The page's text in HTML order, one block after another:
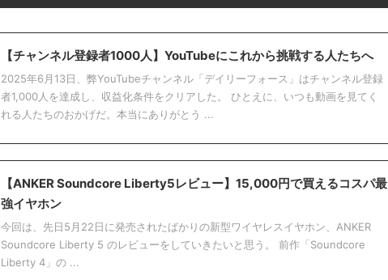
【チャンネル登録者1000人】YouTubeにこれから挑戦する人たちへ
2025年6月13日、弊YouTubeチャンネル「デイリーフォース」はチャンネル登録
者1,000人を達成し、収益化条件をクリアした。 ひとえに、いつも動画を見てく
れる人たちのおかげだ。本当にありがとう ...
【ANKER Soundcore Liberty5レビュー】15,000円で買えるコスパ最
強イヤホン
今回は、先日5月22日に発売されたばかりの新型ワイヤレスイヤホン、ANKER
Soundcore Liberty 5 のレビューをしていきたいと思う。 前作「Soundcore
Liberty 4」の ...